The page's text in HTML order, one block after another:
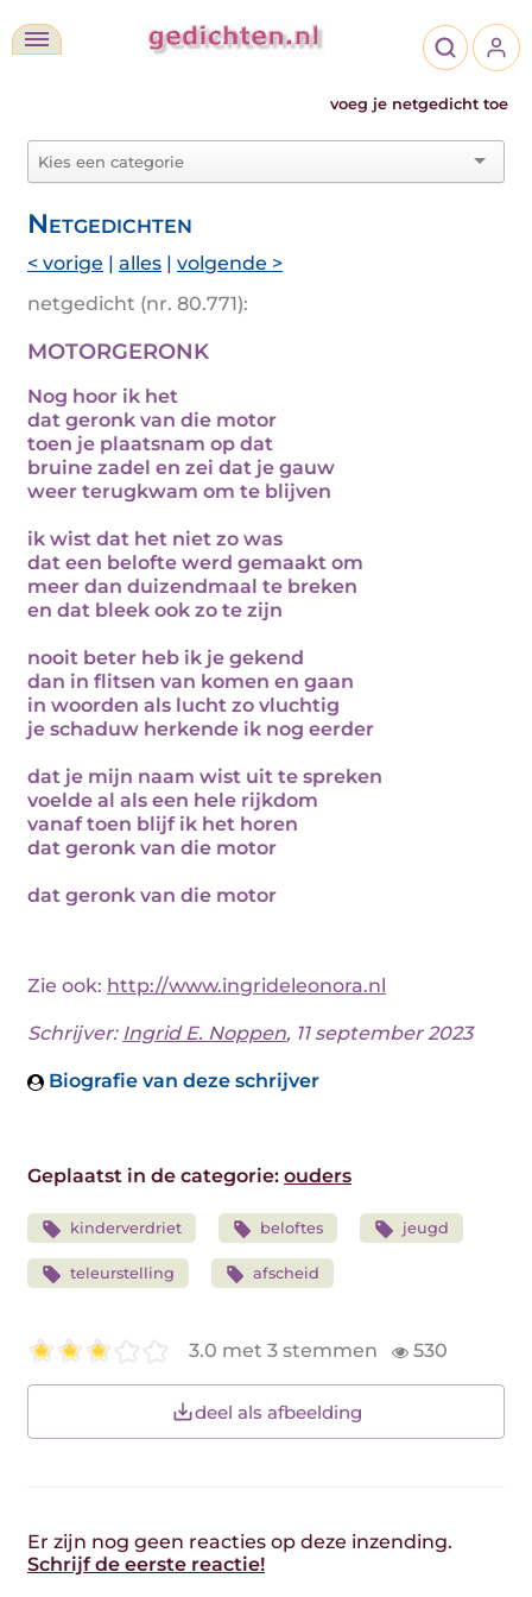
voeg je netgedicht toe
Netgedichten
< vorige | alles | volgende >
netgedicht (nr. 80.771):
MOTORGERONK
Nog hoor ik het
dat geronk van die motor
toen je plaatsnam op dat
bruine zadel en zei dat je gauw
weer terugkwam om te blijven
ik wist dat het niet zo was
dat een belofte werd gemaakt om
meer dan duizendmaal te breken
en dat bleek ook zo te zijn
nooit beter heb ik je gekend
dan in flitsen van komen en gaan
in woorden als lucht zo vluchtig
je schaduw herkende ik nog eerder
dat je mijn naam wist uit te spreken
voelde al als een hele rijkdom
vanaf toen blijf ik het horen
dat geronk van die motor
dat geronk van die motor
Zie ook: http://www.ingrideleonora.nl
Schrijver: Ingrid E. Noppen, 11 september 2023
Biografie van deze schrijver
Geplaatst in de categorie: ouders
kinderverdriet beloftes jeugd
teleurstelling afscheid
3.0 met 3 stemmen 530
deel als afbeelding
Er zijn nog geen reacties op deze inzending.
Schrijf de eerste reactie!